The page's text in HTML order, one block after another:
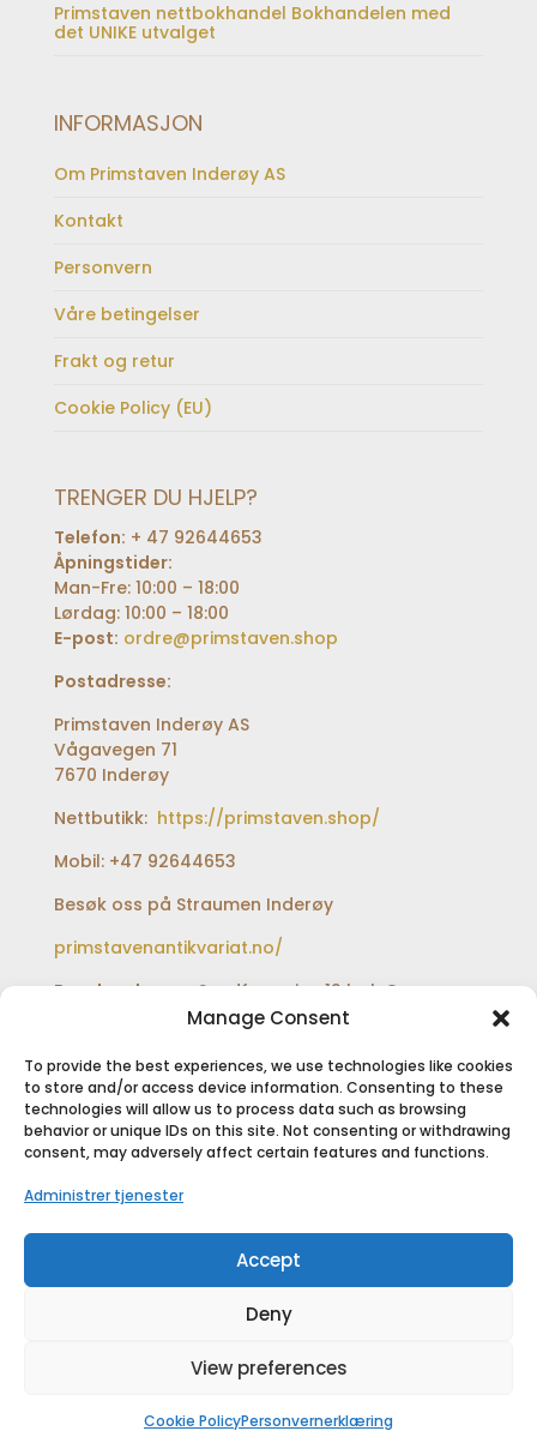
Manage Consent
To provide the best experiences, we use technologies like cookies
to store and/or access device information. Consenting to these
technologies will allow us to process data such as browsing
behavior or unique IDs on this site. Not consenting or withdrawing
consent, may adversely affect certain features and functions.
Administrer tjenester
Accept
Deny
View preferences
Cookie PolicyPersonvernerklæring
Primstaven nettbokhandel Bokhandelen med
det UNIKE utvalget
INFORMASJON
Om Primstaven Inderøy AS
Kontakt
Personvern
Våre betingelser
Frakt og retur
Cookie Policy (EU)
TRENGER DU HJELP?
Telefon: + 47 92644653
Åpningstider:
Man-Fre: 10:00 – 18:00
Lørdag: 10:00 – 18:00
E-post: ordre@primstaven.shop
Postadresse:
Primstaven Inderøy AS
Vågavegen 71
7670 Inderøy
Nettbutikk: https://primstaven.shop/
Mobil: +47 92644653
Besøk oss på Straumen Inderøy
primstavenantikvariat.no/
Besøksadresse:Sundfærveien 12 bak Coop
extra og Shell bensinstasjon
SIKKER BETALING
Designet avPrimstaven Media